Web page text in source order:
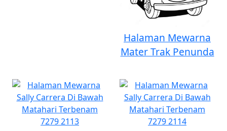
Halaman Mewarna
Mater Trak Penunda